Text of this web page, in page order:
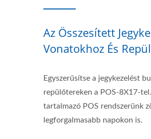
Az Összesített
Vonatokhoz És
Egyszerűsítse a jegykezelést
repülőtereken a POS-8X17-
tartalmazó POS rendszerünk
legforgalmasabb napokon is.